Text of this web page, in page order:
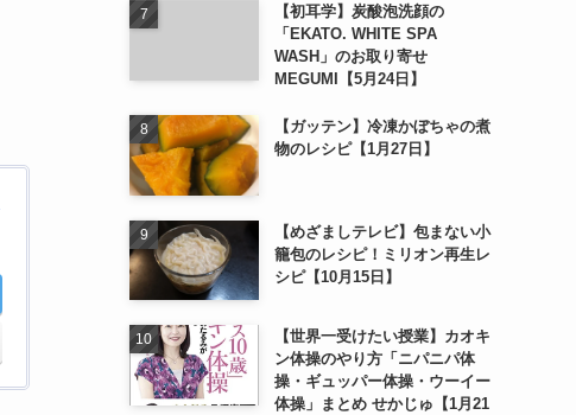
【初耳学】炭酸泡洗顔の
「EKATO. WHITE SPA
WASH」のお取り寄せ
MEGUMI【5月24日】
【ガッテン】冷凍かぼちゃの煮
物のレシピ【1月27日】
【めざましテレビ】包まない小
籠包のレシピ！ミリオン再生レ
シピ【10月15日】
【世界一受けたい授業】カオキ
ン体操のやり方「ニパニパ体
操・ギュッパー体操・ウーイー
体操」まとめ せかじゅ【1月21